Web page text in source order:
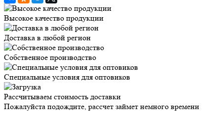
Высокое качество продукции
Доставка в любой регион
Собственное производство
Специальные условия для оптовиков
Рассчитываем стоимость доставки
Пожалуйста подождите, рассчет займет немного времени